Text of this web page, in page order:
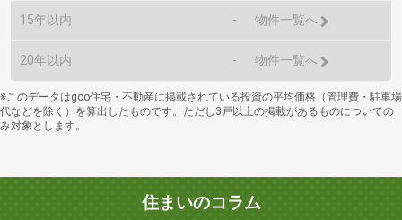
15年以内 - 物件一覧へ
20年以内 - 物件一覧へ
※このデータはgoo住宅・不動産に掲載されている投資の平均価格（管理費・駐車場
代などを除く）を算出したものです。ただし3戸以上の掲載があるものについての
み対象とします。
住まいのコラム